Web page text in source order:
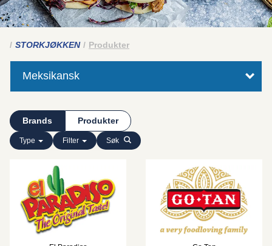
STORKJØKKEN Produkter
Meksikansk
Brands Produkter
Type Filter Søk